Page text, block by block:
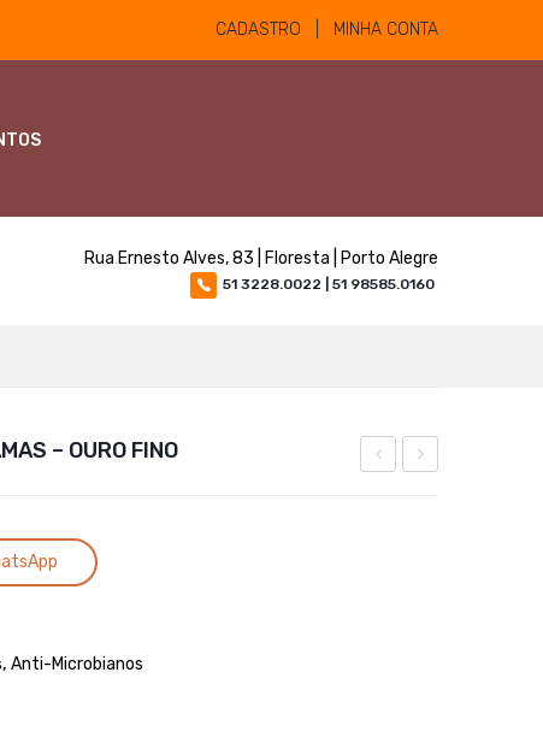
CADASTRO | MINHA CONTA
Rua Ernesto Alves, 83 | Floresta | Porto Alegre
51 3228.0022 | 51 98585.0160
– OURO FINO
, Anti-Microbianos